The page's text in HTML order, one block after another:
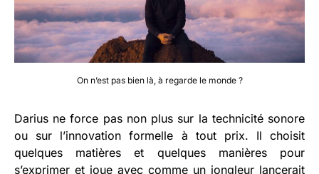
On n’est pas bien là, à regarde le monde ?
Darius ne force pas non plus sur la technicité sonore
ou sur l’innovation formelle à tout prix. Il choisit
quelques matières et quelques manières pour
s’exprimer et joue avec comme un jongleur lancerait